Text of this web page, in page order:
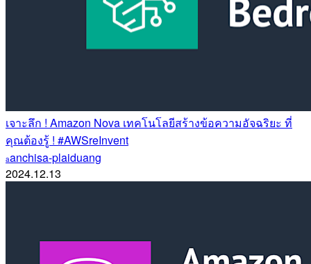
เจาะลึก ! Amazon Nova เทคโนโลยีสร้างข้อความอัจฉริยะ ที่
คุณต้องรู้ ! #AWSreInvent
aanchisa-plaiduang
2024.12.13